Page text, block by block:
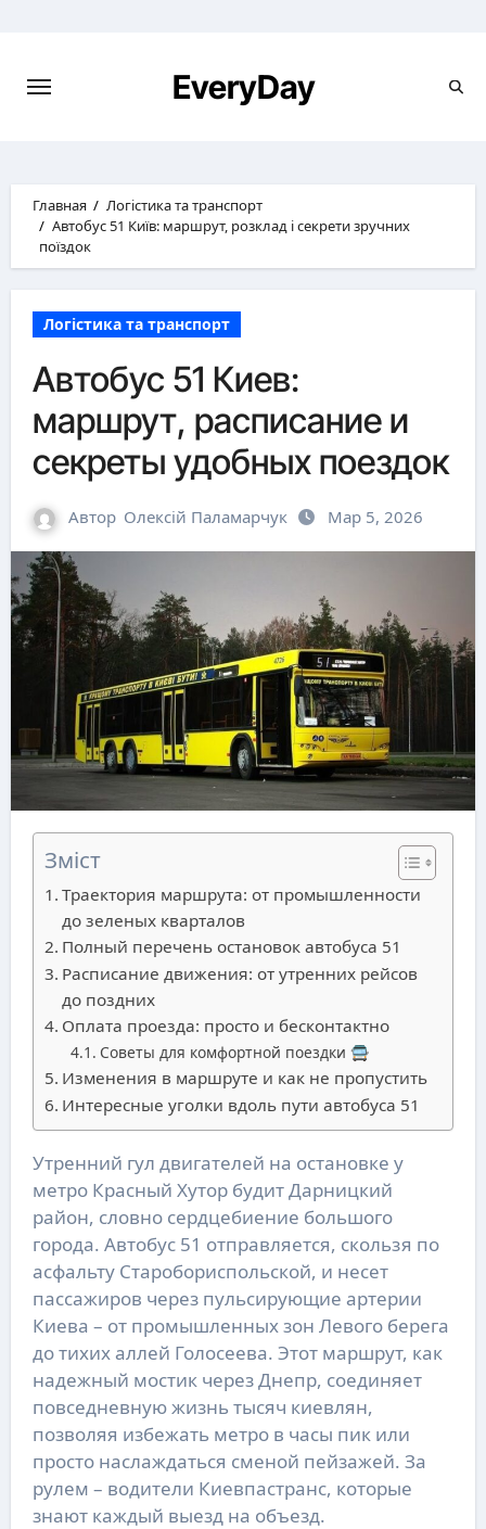
EveryDay
Главная
Логістика та транспорт
Автобус 51 Київ: маршрут, розклад і секрети зручних
поїздок
Логістика та транспорт
Автобус 51 Киев:
маршрут, расписание и
секреты удобных поездок
Автор Олексій Паламарчук Мар 5, 2026
Зміст
Траектория маршрута: от промышленности
до зеленых кварталов
Полный перечень остановок автобуса 51
Расписание движения: от утренних рейсов
до поздних
Оплата проезда: просто и бесконтактно
Советы для комфортной поездки 🚍
Изменения в маршруте и как не пропустить
Интересные уголки вдоль пути автобуса 51
Утренний гул двигателей на остановке у
метро Красный Хутор будит Дарницкий
район, словно сердцебиение большого
города. Автобус 51 отправляется, скользя по
асфальту Старобориспольской, и несет
пассажиров через пульсирующие артерии
Киева – от промышленных зон Левого берега
до тихих аллей Голосеева. Этот маршрут, как
надежный мостик через Днепр, соединяет
повседневную жизнь тысяч киевлян,
позволяя избежать метро в часы пик или
просто наслаждаться сменой пейзажей. За
рулем – водители Киевпастранс, которые
знают каждый выезд на объезд.